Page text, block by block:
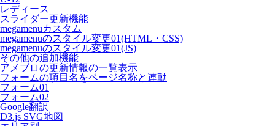
レディース
スライダー更新機能
megamenuカスタム
megamenuのスタイル変更01(HTML・CSS)
megamenuのスタイル変更01(JS)
その他の追加機能
アメブロの更新情報の一覧表示
フォームの項目名をページ名称と連動
フォーム01
フォーム02
Google翻訳
D3.js SVG地図